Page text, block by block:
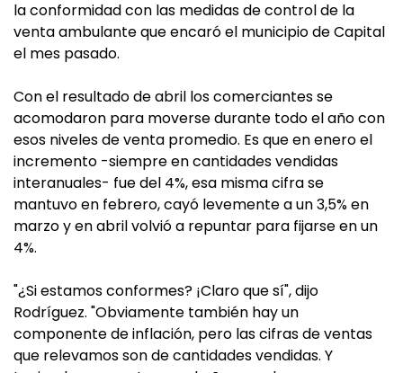
la conformidad con las medidas de control de la
venta ambulante que encaró el municipio de Capital
el mes pasado.
Con el resultado de abril los comerciantes se
acomodaron para moverse durante todo el año con
esos niveles de venta promedio. Es que en enero el
incremento -siempre en cantidades vendidas
interanuales- fue del 4%, esa misma cifra se
mantuvo en febrero, cayó levemente a un 3,5% en
marzo y en abril volvió a repuntar para fijarse en un
4%.
"¿Si estamos conformes? ¡Claro que sí", dijo
Rodríguez. "Obviamente también hay un
componente de inflación, pero las cifras de ventas
que relevamos son de cantidades vendidas. Y